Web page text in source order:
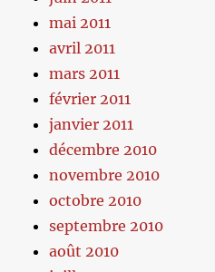
mai 2011
avril 2011
mars 2011
février 2011
janvier 2011
décembre 2010
novembre 2010
octobre 2010
septembre 2010
août 2010